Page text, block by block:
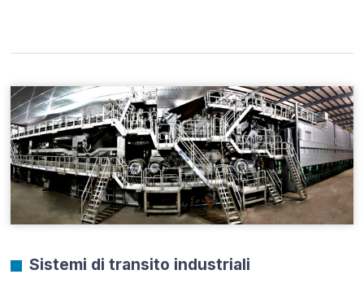
Sistemi di transito industriali